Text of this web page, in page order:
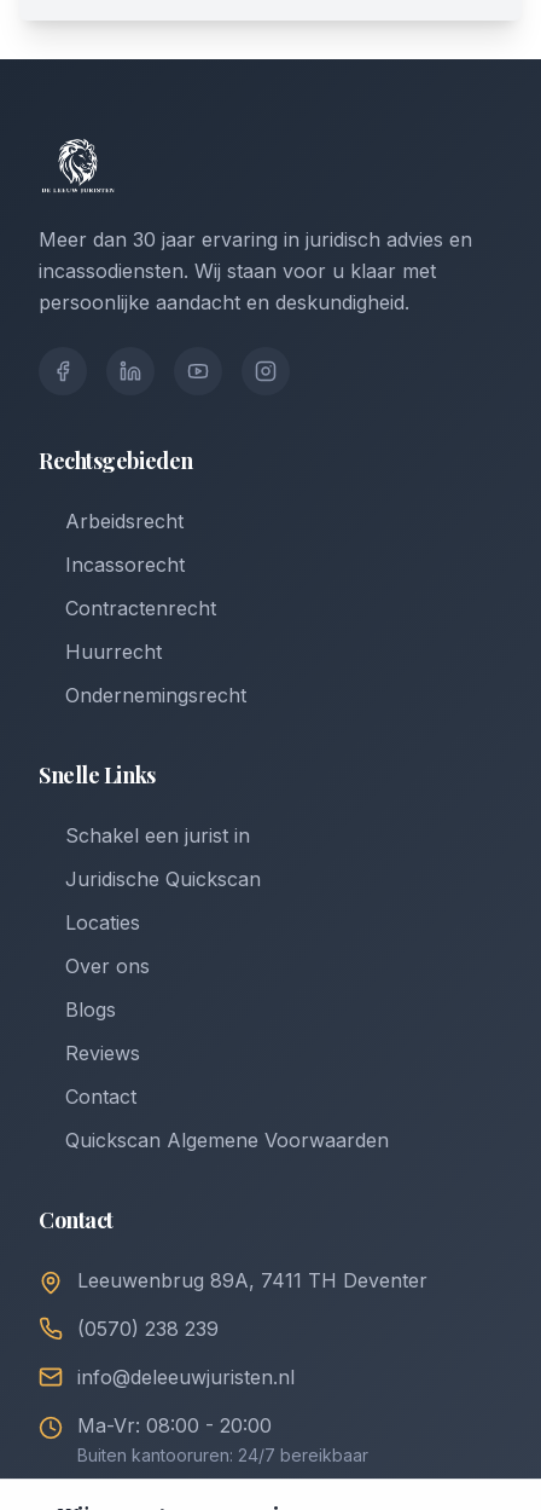
Meer dan 30 jaar ervaring in juridisch advies en
incassodiensten. Wij staan voor u klaar met
persoonlijke aandacht en deskundigheid.
Rechtsgebieden
Arbeidsrecht
Incassorecht
Contractenrecht
Huurrecht
Ondernemingsrecht
Snelle Links
Schakel een jurist in
Juridische Quickscan
Locaties
Over ons
Blogs
Reviews
Contact
Quickscan Algemene Voorwaarden
Contact
Leeuwenbrug 89A, 7411 TH Deventer
(0570) 238 239
info@deleeuwjuristen.nl
Ma-Vr: 08:00 - 20:00
Buiten kantooruren: 24/7 bereikbaar